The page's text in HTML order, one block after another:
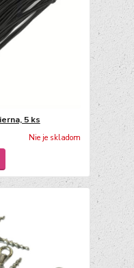
5 ks
Nie je skladom